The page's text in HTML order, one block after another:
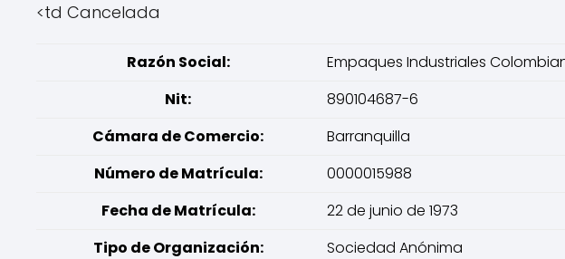
<td Cancelada
Razón Social:
Empaques Industriales
Nit:
890104687-6
Cámara de Comercio:
Barranquilla
Número de Matrícula:
0000015988
Fecha de Matrícula:
22 de junio de 1973
Tipo de Organización:
Sociedad Anónima